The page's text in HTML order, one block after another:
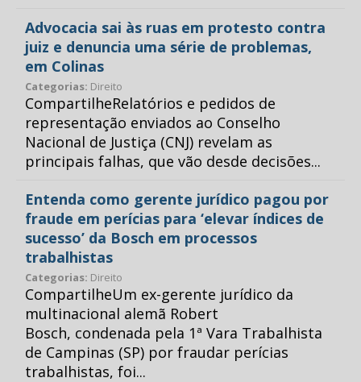
Advocacia sai às ruas em protesto contra
juiz e denuncia uma série de problemas,
em Colinas
Categorias: Direito
CompartilheRelatórios e pedidos de
representação enviados ao Conselho
Nacional de Justiça (CNJ) revelam as
principais falhas, que vão desde decisões...
Entenda como gerente jurídico pagou por
fraude em perícias para ‘elevar índices de
sucesso’ da Bosch em processos
trabalhistas
Categorias: Direito
CompartilheUm ex-gerente jurídico da
multinacional alemã Robert
Bosch, condenada pela 1ª Vara Trabalhista
de Campinas (SP) por fraudar perícias
trabalhistas, foi...